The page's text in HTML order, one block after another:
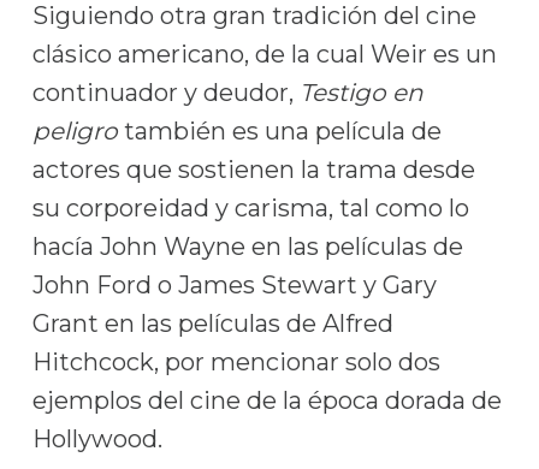
Siguiendo otra gran tradición del cine
clásico americano, de la cual Weir es un
continuador y deudor, Testigo en
peligro también es una película de
actores que sostienen la trama desde
su corporeidad y carisma, tal como lo
hacía John Wayne en las películas de
John Ford o James Stewart y Gary
Grant en las películas de Alfred
Hitchcock, por mencionar solo dos
ejemplos del cine de la época dorada de
Hollywood.